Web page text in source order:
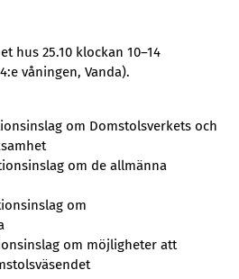
hus 25.10 klockan 10–14
våningen, Vanda).
om Domstolsverkets och
om de allmänna
om
om möjligheter att